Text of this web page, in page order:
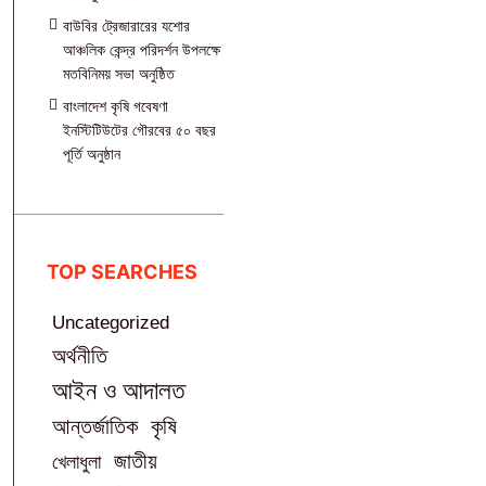
বাউবির ট্রেজারারের যশোর
আঞ্চলিক কেন্দ্র পরিদর্শন উপলক্ষে
মতবিনিময় সভা অনুষ্ঠিত
বাংলাদেশ কৃষি গবেষণা
ইনস্টিটিউটের গৌরবের ৫০ বছর
পূর্তি অনুষ্ঠান
TOP SEARCHES
Uncategorized
অর্থনীতি
আইন ও আদালত
আন্তর্জাতিক কৃষি
খেলাধুলা জাতীয়